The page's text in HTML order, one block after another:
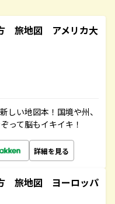
旅地図 アメリカ大
しい地図本！国境や州、
って脳もイキイキ！
詳細を見る
旅地図 ヨーロッパ